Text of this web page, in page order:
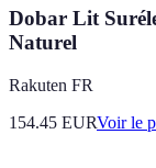
Dobar Lit
Naturel
Rakuten FR
154.45 EURVoir le